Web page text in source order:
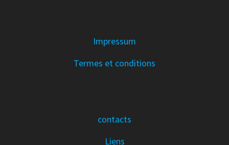
Impressum
Termes et conditions
contacts
Liens